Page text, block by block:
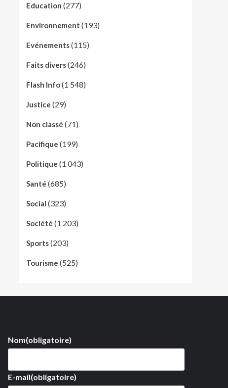
Education (277)
Environnement (193)
Evénements(115)
Faits divers(246)
Flash Info(1 548)
Justice (29)
Non classé (71)
Pacifique (199)
Politique (1 043)
Santé (685)
Social (323)
Société (1 203)
Sports(203)
Tourisme (525)
Nom(obligatoire)
E-mail(obligatoire)